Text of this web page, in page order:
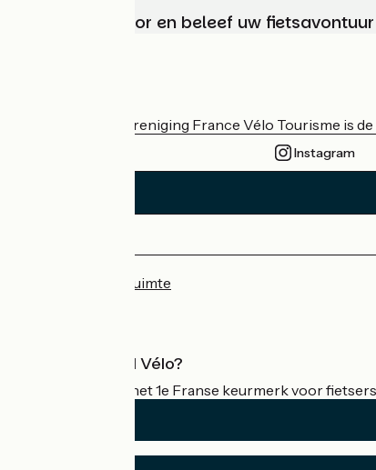
Kies, bereid voor en beleef uw
De nationale vereniging France Vélo Tourisme is
Instagram
Professionele ruimte
Wat is Accueil Vélo?
Accueil Vélo is het 1e Franse keurmerk voor